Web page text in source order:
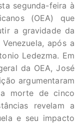
segunda-feira à
(OEA) que
a gravidade da
após a
Ledezma. Em
da OEA, José
argumentaram
morte de cinco
revelam a
e seu impacto